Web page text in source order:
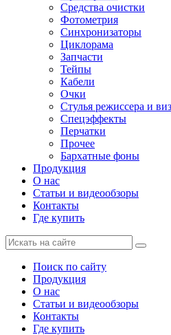
Средства очистки
Фотометрия
Синхронизаторы
Циклорама
Запчасти
Тейпы
Кабели
Очки
Стулья режиссера и
Спецэффекты
Перчатки
Прочее
Бархатные фоны
Продукция
О нас
Статьи и видеообзоры
Контакты
Где купить
Поиск по сайту
Продукция
О нас
Статьи и видеообзоры
Контакты
Где купить